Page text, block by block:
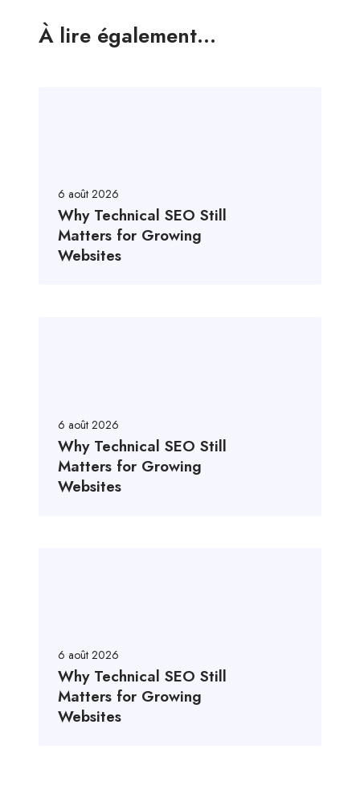
À lire également...
6 août 2026
Why Technical SEO Still
Matters for Growing
Websites
6 août 2026
Why Technical SEO Still
Matters for Growing
Websites
6 août 2026
Why Technical SEO Still
Matters for Growing
Websites